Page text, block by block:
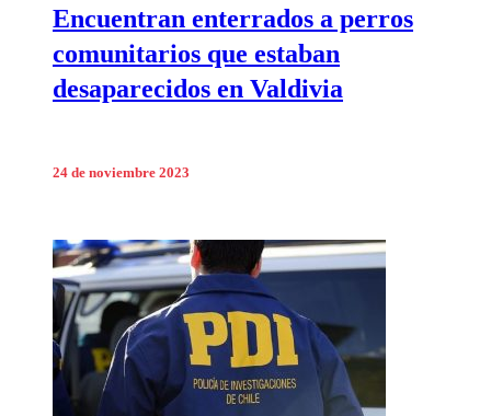
Encuentran enterrados a perros
comunitarios que estaban
desaparecidos en Valdivia
24 de noviembre 2023